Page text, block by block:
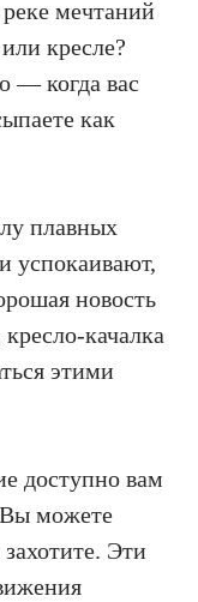
мечтаний
кресле?
— когда вас
как
плавных
успокаивают,
новость
качалка
этими
доступно вам
можете
Эти